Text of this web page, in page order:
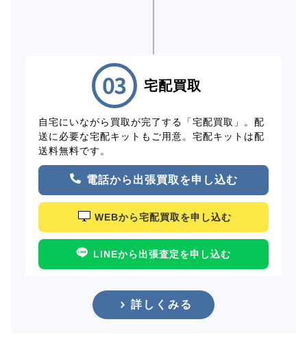
宅配買取
自宅にいながら買取が完了する「宅配買取」。配
送に必要な宅配キットもご用意。宅配キットは配
送料無料です。
電話から出張買取を申し込む
WEBから宅配買取を申し込む
LINEから出張査定を申し込む
詳しくみる